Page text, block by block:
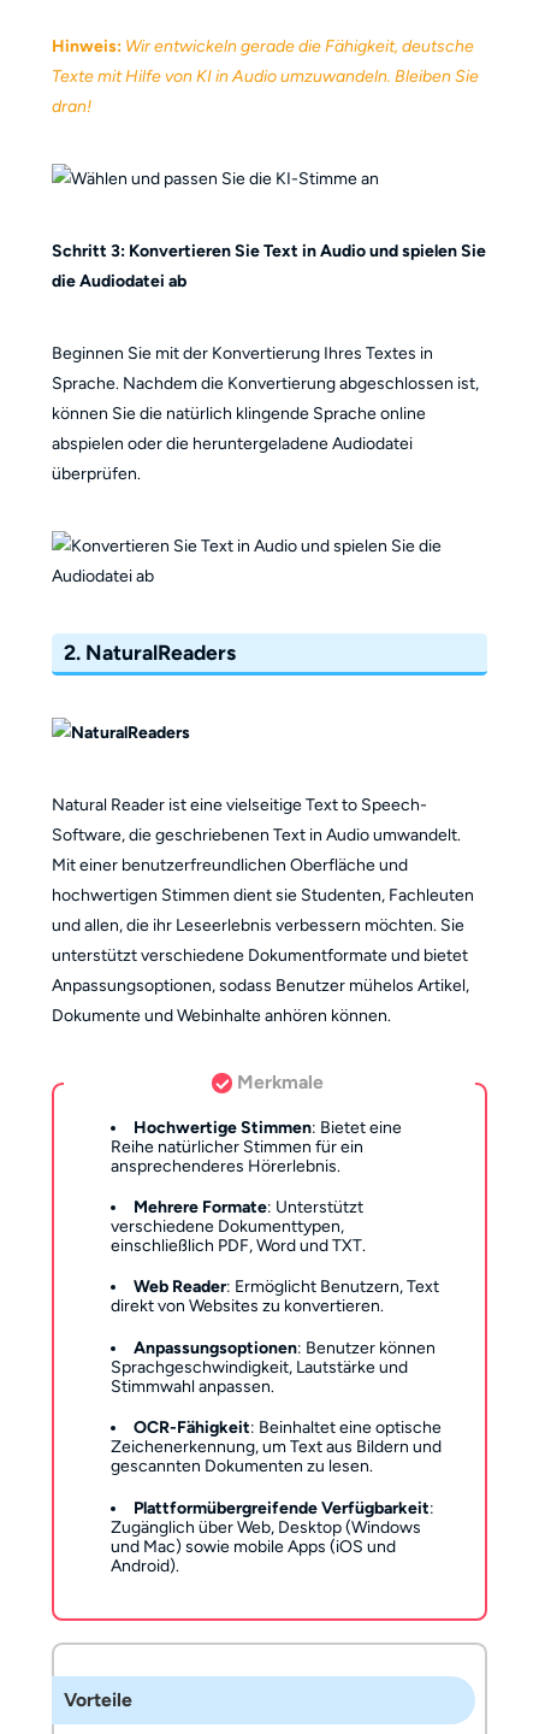
Hinweis: Wir entwickeln gerade die Fähigkeit, deutsche
Texte mit Hilfe von KI in Audio umzuwandeln. Bleiben Sie
dran!
Schritt 3: Konvertieren Sie Text in Audio und spielen Sie
die Audiodatei ab
Beginnen Sie mit der Konvertierung Ihres Textes in
Sprache. Nachdem die Konvertierung abgeschlossen ist,
können Sie die natürlich klingende Sprache online
abspielen oder die heruntergeladene Audiodatei
überprüfen.
2. NaturalReaders
Natural Reader ist eine vielseitige Text to Speech-
Software, die geschriebenen Text in Audio umwandelt.
Mit einer benutzerfreundlichen Oberfläche und
hochwertigen Stimmen dient sie Studenten, Fachleuten
und allen, die ihr Leseerlebnis verbessern möchten. Sie
unterstützt verschiedene Dokumentformate und bietet
Anpassungsoptionen, sodass Benutzer mühelos Artikel,
Dokumente und Webinhalte anhören können.
Merkmale
Hochwertige Stimmen: Bietet eine
Reihe natürlicher Stimmen für ein
ansprechenderes Hörerlebnis.
Mehrere Formate: Unterstützt
verschiedene Dokumenttypen,
einschließlich PDF, Word und TXT.
Web Reader: Ermöglicht Benutzern, Text
direkt von Websites zu konvertieren.
Anpassungsoptionen: Benutzer können
Sprachgeschwindigkeit, Lautstärke und
Stimmwahl anpassen.
OCR-Fähigkeit: Beinhaltet eine optische
Zeichenerkennung, um Text aus Bildern und
gescannten Dokumenten zu lesen.
Plattformübergreifende Verfügbarkeit:
Zugänglich über Web, Desktop (Windows
und Mac) sowie mobile Apps (iOS und
Android).
Vorteile